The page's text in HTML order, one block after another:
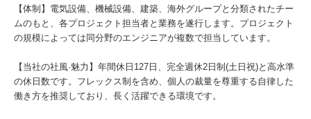
【体制】電気設備、機械設備、建築、海外グループと分類されたチー
ムのもと、各プロジェクト担当者と業務を遂行します。プロジェクト
の規模によっては同分野のエンジニアが複数で担当しています。
【当社の社風·魅力】年間休日127日、完全週休2日制(土日祝)と高水準
の休日数です。フレックス制を含め、個人の裁量を尊重する自律した
働き方を推奨しており、長く活躍できる環境です。